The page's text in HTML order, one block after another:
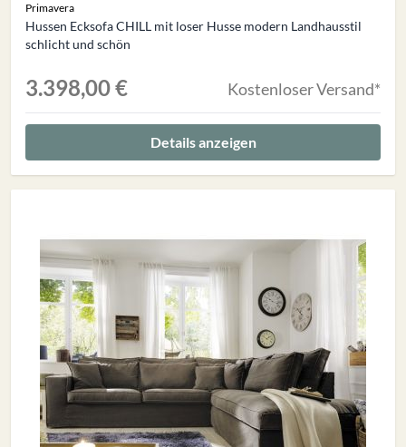
Primavera
Hussen Ecksofa CHILL mit loser Husse modern Landhausstil
schlicht und schön
3.398,00 € Kostenloser Versand*
Details anzeigen